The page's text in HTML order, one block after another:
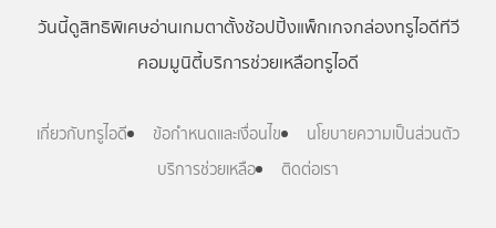
วันนี้ดูสิทธิพิเศษอ่านเกมตาตั้งช้อปปิ้งแพ็กเกจกล่องทรูไอดีทีวี
คอมมูนิตี้บริการช่วยเหลือทรูไอดี
เกี่ยวกับทรูไอดี ข้อกำหนดและเงื่อนไข
นโยบายความเป็นส่วนตัว
บริการช่วยเหลือ
ติดต่อเรา